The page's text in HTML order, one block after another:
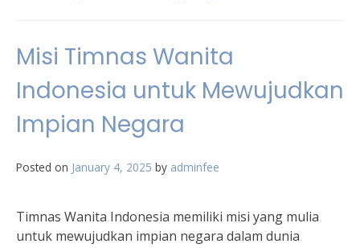
Misi Timnas Wanita
Indonesia untuk Mewujudkan
Impian Negara
Posted on January 4, 2025 by adminfee
Timnas Wanita Indonesia memiliki misi yang mulia
untuk mewujudkan impian negara dalam dunia